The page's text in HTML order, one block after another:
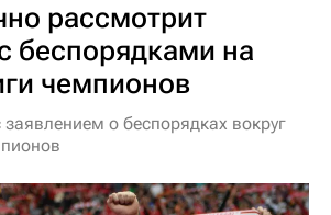
рассмотрит
беспорядками на
чемпионов
о беспорядках вокруг